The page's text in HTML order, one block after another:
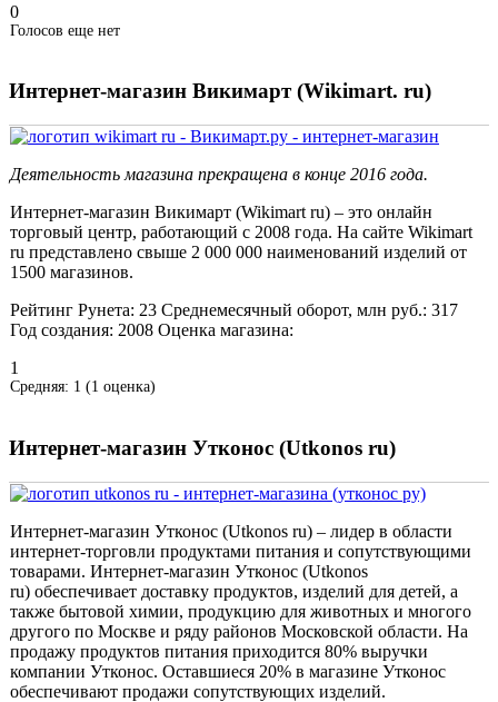
0
Голосов еще нет
Интернет-магазин Викимарт (Wikimart. ru)
Деятельность магазина прекращена в конце 2016 года.
Интернет-магазин Викимарт (Wikimart ru) – это онлайн
торговый центр, работающий с 2008 года. На сайте Wikimart
ru представлено свыше 2 000 000 наименований изделий от
1500 магазинов.
Рейтинг Рунета: 23 Среднемесячный оборот, млн руб.: 317
Год создания: 2008 Оценка магазина:
1
Средняя: 1 (1 оценка)
Интернет-магазин Утконос (Utkonos ru)
Интернет-магазин Утконос (Utkonos ru) – лидер в области
интернет-торговли продуктами питания и сопутствующими
товарами. Интернет-магазин Утконос (Utkonos
ru) обеспечивает доставку продуктов, изделий для детей, а
также бытовой химии, продукцию для животных и многого
другого по Москве и ряду районов Московской области. На
продажу продуктов питания приходится 80% выручки
компании Утконос. Оставшиеся 20% в магазине Утконос
обеспечивают продажи сопутствующих изделий.